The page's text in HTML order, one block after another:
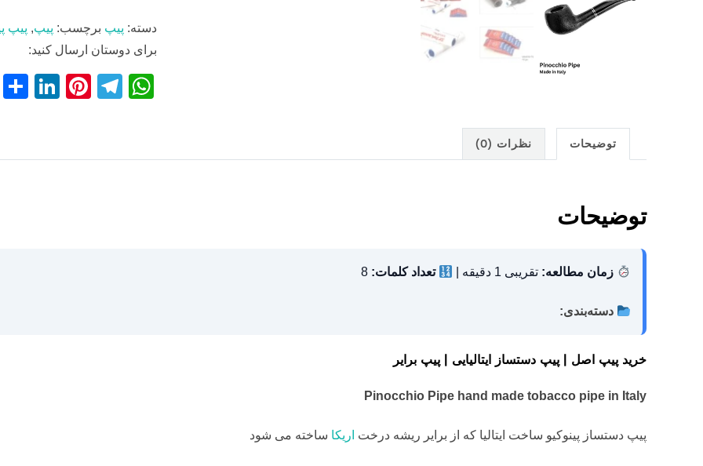
دسته: پیپ برچسب: پیپ, پیپ
برای دوستان ارسال کنید:
W
s
T
gr
Pi
e
Li
e
توضیحات نظرات (0)
توضیحات
زمان مطالعه: تقریبی 1 دقیقه | تعداد کلمات: 8
دسته‌بندی:
خرید پیپ اصل | پیپ دستساز ایتالیایی | پیپ برایر
Pinocchio Pipe hand made tobacco pipe in Italy
پیپ دستساز پینوکیو ساخت ایتالیا که از برایر ریشه درخت اریکا ساخته می شود